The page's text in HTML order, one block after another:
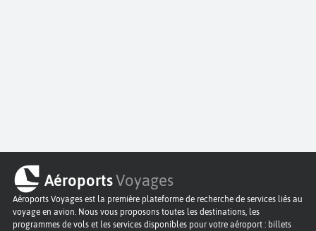
AéroportsVoyages
Aéroports Voyages est la première plateforme de recherche de services liés au
voyage en avion. Nous vous proposons toutes les destinations, les
programmes de vols et les services disponibles pour votre aéroport : billets